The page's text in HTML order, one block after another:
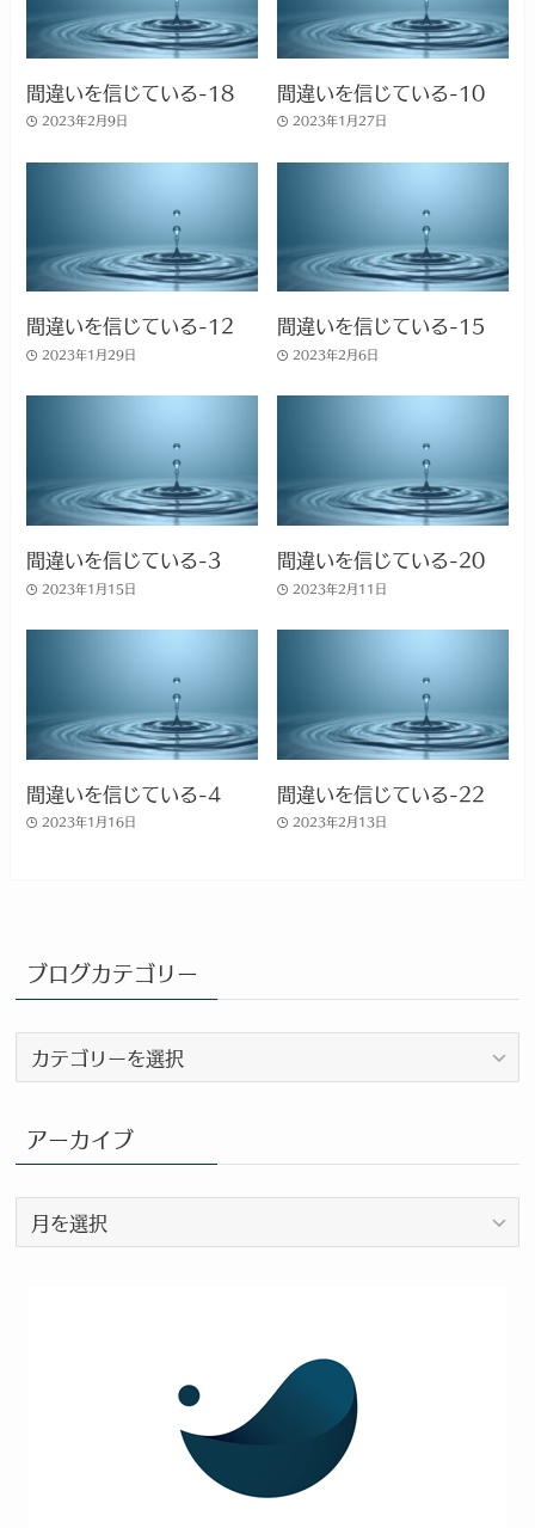
間違いを信じている-18
2023年2月9日
間違いを信じている-10
2023年1月27日
間違いを信じている-12
2023年1月29日
間違いを信じている-15
2023年2月6日
間違いを信じている-3
2023年1月15日
間違いを信じている-20
2023年2月11日
間違いを信じている-4
2023年1月16日
間違いを信じている-22
2023年2月13日
ブログカテゴリー
ロ
カ
テ
ゴ
リ
ー
アーカイブ
ー